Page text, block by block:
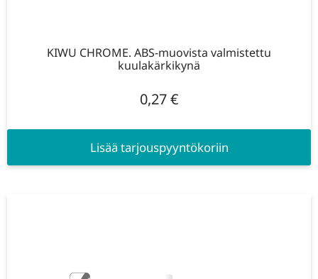
KIWU CHROME. ABS-muovista valmistettu
kuulakärkikynä
0,27€
Lisää tarjouspyyntökoriin